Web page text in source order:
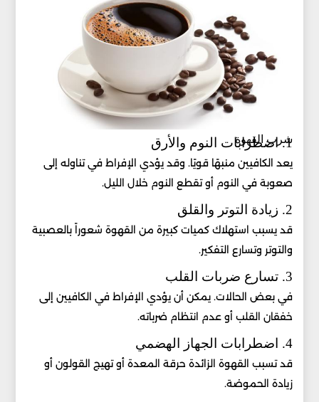
شرب القهوة
1. اضطرابات النوم والأرق
يعد الكافيين منبهًا قويًا. وقد يؤدي الإفراط في تناوله إلى
صعوبة في النوم أو تقطع النوم خلال الليل.
2. زيادة التوتر والقلق
قد يسبب استهلاك كميات كبيرة من القهوة شعوراً بالعصبية
والتوتر وتسارع التفكير.
3. تسارع ضربات القلب
في بعض الحالات. يمكن أن يؤدي الإفراط في الكافيين إلى
خفقان القلب أو عدم انتظام ضرباته.
4. اضطرابات الجهاز الهضمي
قد تسبب القهوة الزائدة حرقة المعدة أو تهيج القولون أو
زيادة الحموضة.